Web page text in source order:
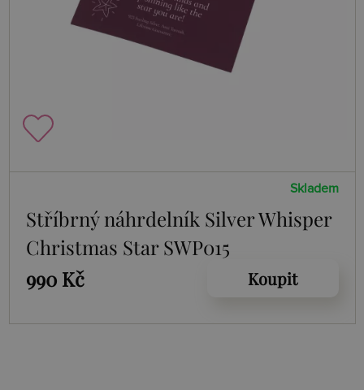
Skladem
Stříbrný náhrdelník Silver Whisper
Christmas Star SWP015
990 Kč
Koupit